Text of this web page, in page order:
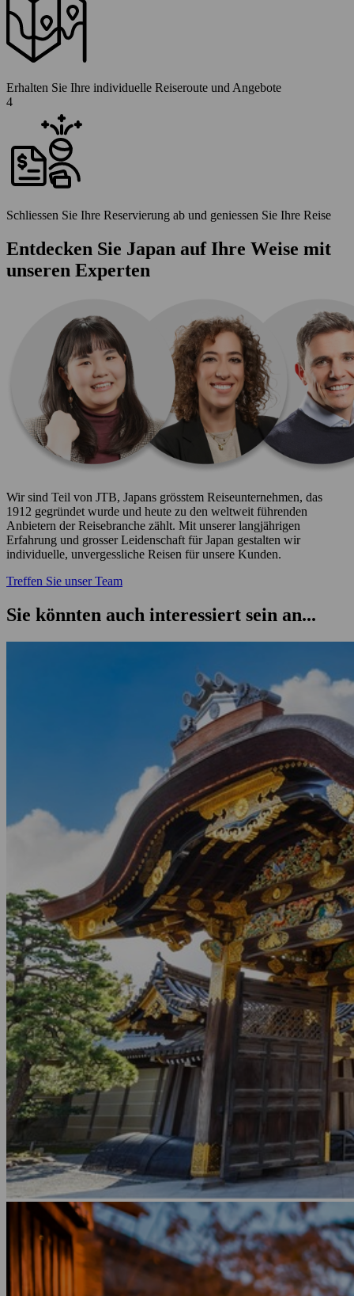
Erhalten Sie Ihre individuelle Reiseroute und Angebote
4
Schliessen Sie Ihre Reservierung ab und geniessen Sie Ihre Reise
Entdecken Sie Japan auf Ihre Weise mit
unseren Experten
Wir sind Teil von JTB, Japans grösstem Reiseunternehmen, das
1912 gegründet wurde und heute zu den weltweit führenden
Anbietern der Reisebranche zählt. Mit unserer langjährigen
Erfahrung und grosser Leidenschaft für Japan gestalten wir
individuelle, unvergessliche Reisen für unsere Kunden.
Treffen Sie unser Team
Sie könnten auch interessiert sein an...